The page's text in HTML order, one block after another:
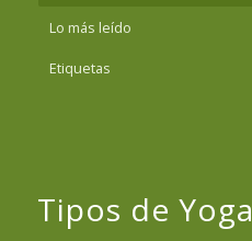
Lo más leído
Etiquetas
Tipos de Yoga